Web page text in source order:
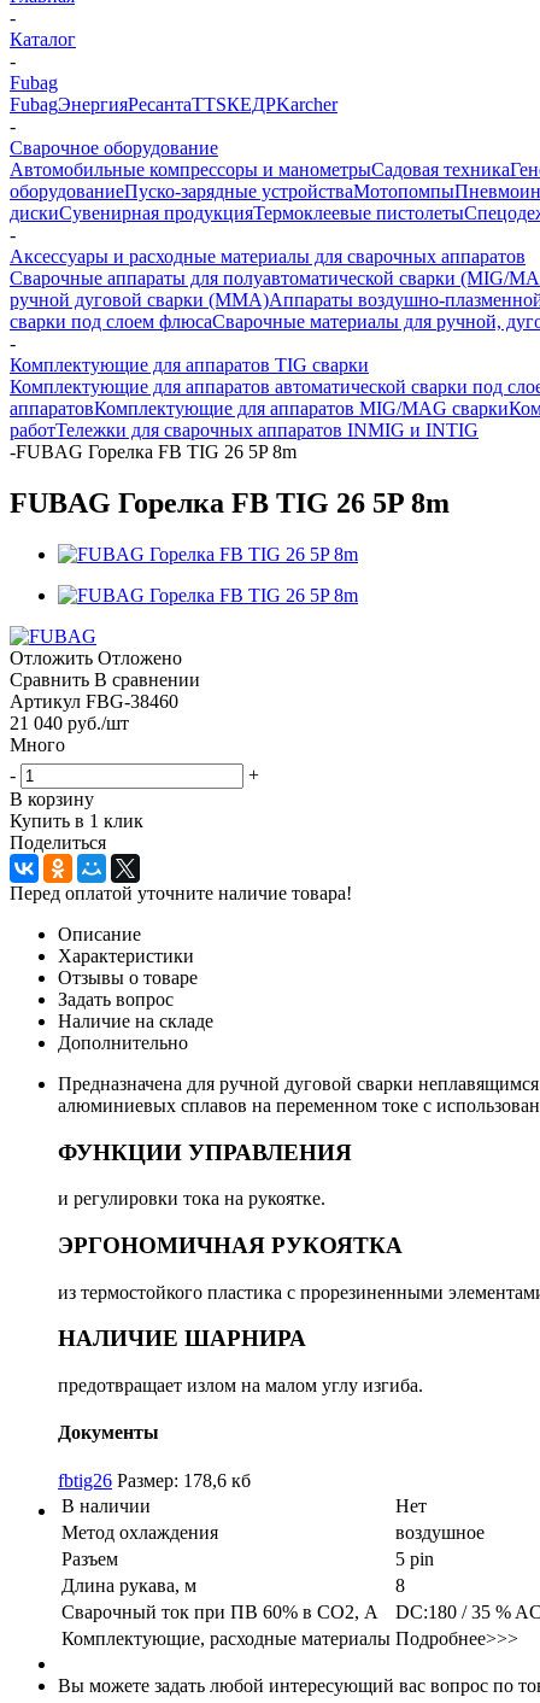
-
Каталог
-
Fubag
FubagЭнергияРесантаTTSКЕДРKarcher
-
Сварочное оборудование
Автомобильные компрессоры и манометрыСадовая техника
оборудованиеПуско-зарядные устройстваМотопомпы
дискиСувенирная продукцияТермоклеевые пистолеты
-
Аксессуары и расходные материалы для сварочных аппаратов
Сварочные аппараты для полуавтоматической сварки (MIG/
ручной дуговой сварки (MMA)Аппараты воздушно-
сварки под слоем флюсаСварочные материалы для ручной,
-
Комплектующие для аппаратов TIG сварки
Комплектующие для аппаратов автоматической сварки под
аппаратовКомплектующие для аппаратов MIG/MAG сварки
работТележки для сварочных аппаратов INMIG и INTIG
-FUBAG Горелка FB TIG 26 5P 8m
FUBAG Горелка FB TIG 26 5P 8m
Отложить Отложено
Сравнить В сравнении
Артикул FBG-38460
21 040 руб./шт
Много
-
+
В корзину
Купить в 1 клик
Поделиться
Перед оплатой уточните наличие товара!
Описание
Характеристики
Отзывы о товаре
Задать вопрос
Наличие на складе
Дополнительно
Предназначенa для ручной дуговой сварки
алюминиевых сплавов на переменном токе с
ФУНКЦИИ УПРАВЛЕНИЯ
и регулировки тока на рукоятке.
ЭРГОНОМИЧНАЯ РУКОЯТКА
из термостойкого пластика с прорезиненными
НАЛИЧИЕ ШАРНИРА
предотвращает излом на малом углу изгиба.
Документы
fbtig26 Размер: 178,6 кб
В наличии
Нет
Метод охлаждения
воздушное
Разъем
5 pin
Длина рукава, м
8
Сварочный ток при ПВ 60% в СО2, А
DC:180 / 35 %
Комплектующие, расходные материалы Подробнее>>>
Вы можете задать любой интересующий вас вопрос по